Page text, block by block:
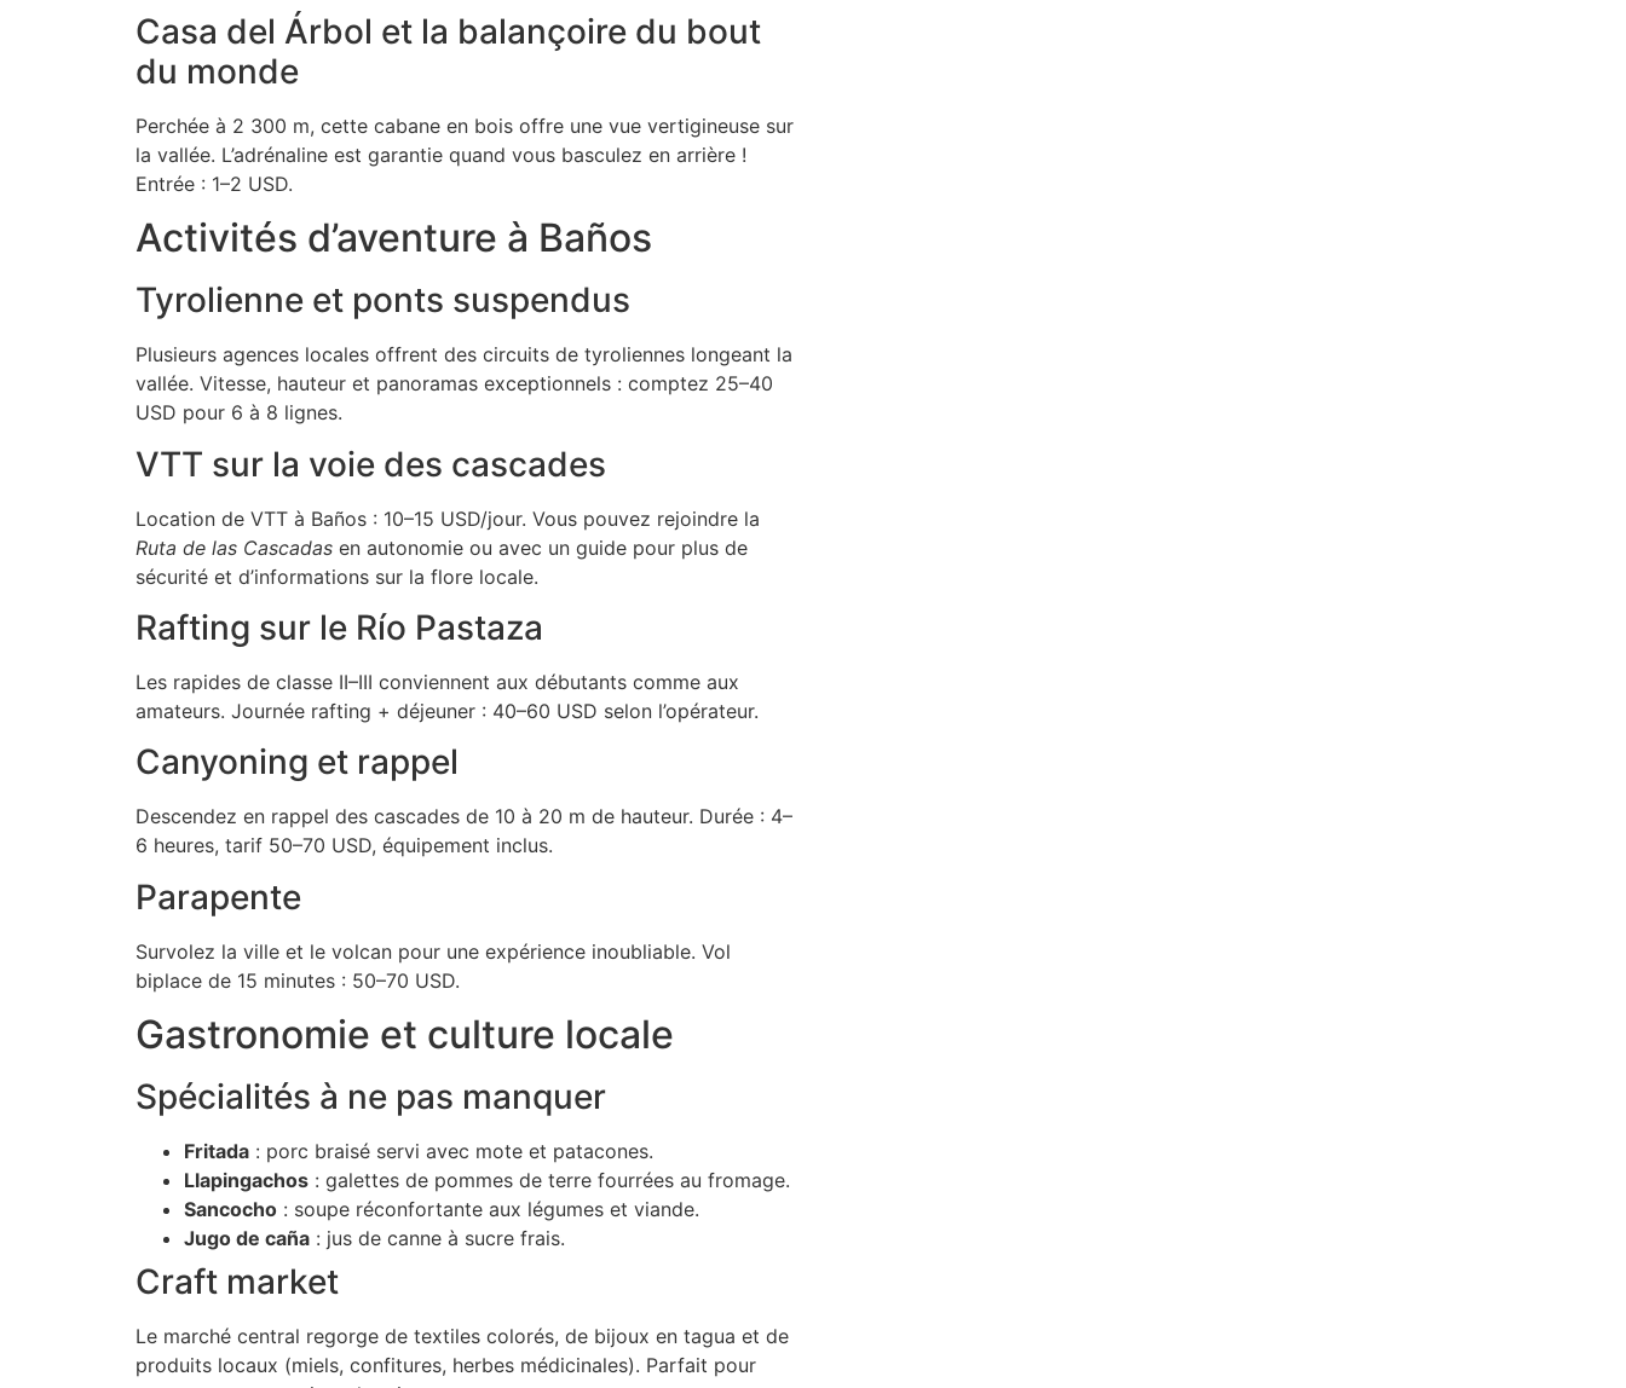
Casa del Árbol et la balançoire du bout
du monde
Perchée à 2 300 m, cette cabane en bois offre une vue vertigineuse sur
la vallée. L’adrénaline est garantie quand vous basculez en arrière !
Entrée : 1–2 USD.
Activités d’aventure à Baños
Tyrolienne et ponts suspendus
Plusieurs agences locales offrent des circuits de tyroliennes longeant la
vallée. Vitesse, hauteur et panoramas exceptionnels : comptez 25–40
USD pour 6 à 8 lignes.
VTT sur la voie des cascades
Location de VTT à Baños : 10–15 USD/jour. Vous pouvez rejoindre la
Ruta de las Cascadas en autonomie ou avec un guide pour plus de
sécurité et d’informations sur la flore locale.
Rafting sur le Río Pastaza
Les rapides de classe II–III conviennent aux débutants comme aux
amateurs. Journée rafting + déjeuner : 40–60 USD selon l’opérateur.
Canyoning et rappel
Descendez en rappel des cascades de 10 à 20 m de hauteur. Durée : 4–
6 heures, tarif 50–70 USD, équipement inclus.
Parapente
Survolez la ville et le volcan pour une expérience inoubliable. Vol
biplace de 15 minutes : 50–70 USD.
Gastronomie et culture locale
Spécialités à ne pas manquer
Fritada : porc braisé servi avec mote et patacones.
Llapingachos : galettes de pommes de terre fourrées au fromage.
Sancocho : soupe réconfortante aux légumes et viande.
Jugo de caña : jus de canne à sucre frais.
Craft market
Le marché central regorge de textiles colorés, de bijoux en tagua et de
produits locaux (miels, confitures, herbes médicinales). Parfait pour